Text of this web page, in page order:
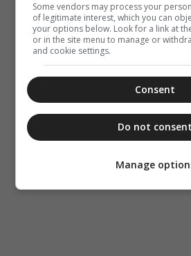
Some vendors may process your
of legitimate interest, which you can
your options below. Look for a link at
or in the site menu to manage or
and cookie settings.
Consent
Do not consent
Manage